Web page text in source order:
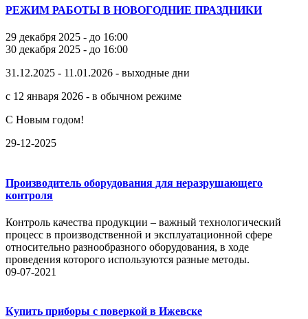
РЕЖИМ РАБОТЫ В НОВОГОДНИЕ ПРАЗДНИКИ
29 декабря 2025 - до 16:00
30 декабря 2025 - до 16:00
31.12.2025 - 11.01.2026 - выходные дни
с 12 января 2026 - в обычном режиме
С Новым годом!
29-12-2025
Производитель оборудования для неразрушающего
контроля
Контроль качества продукции – важный технологический
процесс в производственной и эксплуатационной сфере
относительно разнообразного оборудования, в ходе
проведения которого используются разные методы.
09-07-2021
Купить приборы с поверкой в Ижевске